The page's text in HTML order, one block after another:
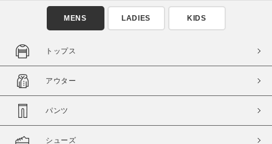
MENS LADIES KIDS
トップス
アウター
パンツ
シューズ